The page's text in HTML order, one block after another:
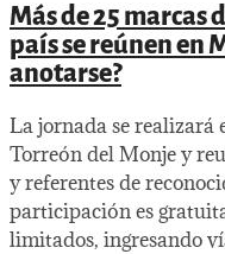
Más de 25 marcas
país se reúnen en
anotarse?
La jornada se realizará
Torreón del Monje y
y referentes de
participación es
limitados, ingresando